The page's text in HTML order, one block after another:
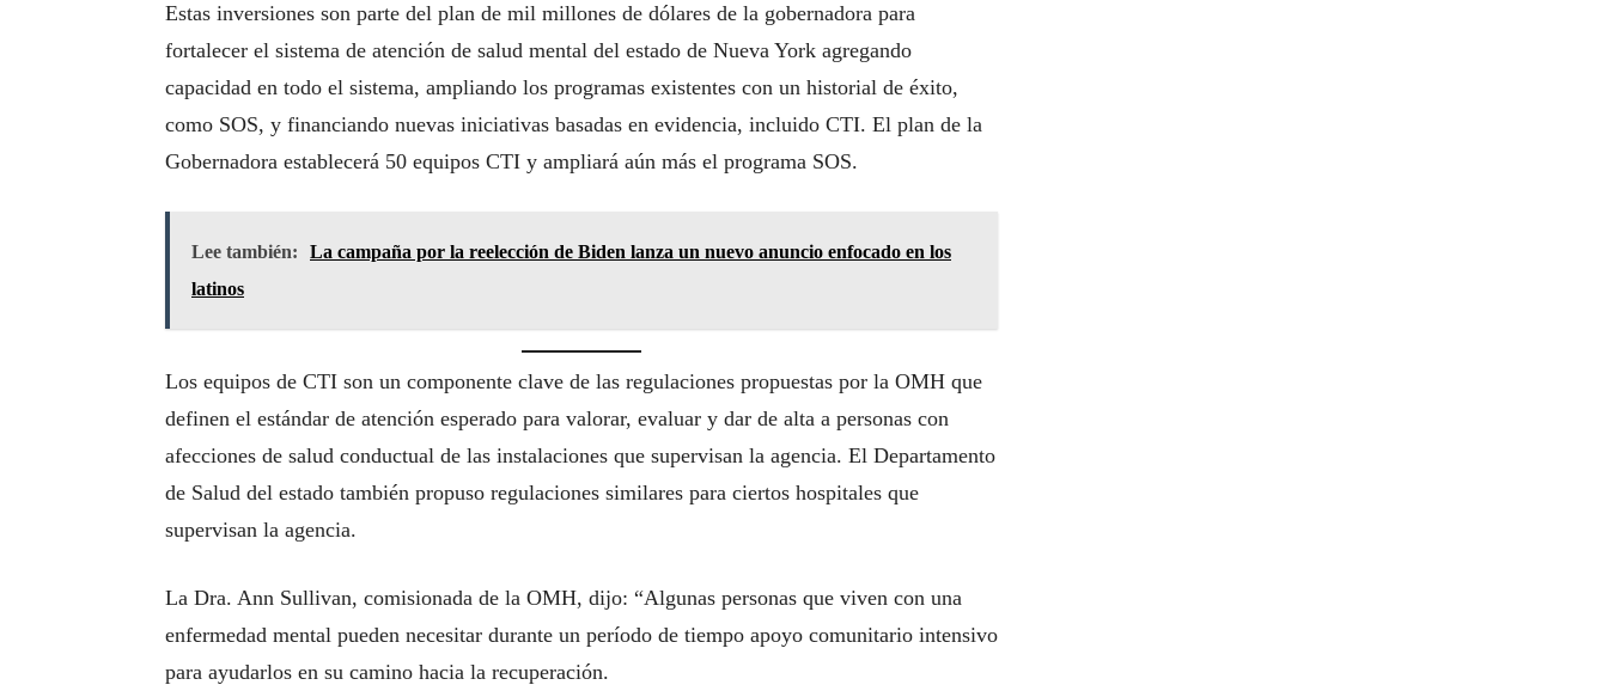
Estas inversiones son parte del plan de mil millones de dólares de la gobernadora para
fortalecer el sistema de atención de salud mental del estado de Nueva York agregando
capacidad en todo el sistema, ampliando los programas existentes con un historial de éxito,
como SOS, y financiando nuevas iniciativas basadas en evidencia, incluido CTI. El plan de la
Gobernadora establecerá 50 equipos CTI y ampliará aún más el programa SOS.
Lee también:
La campaña por la reelección de Biden lanza un nuevo anuncio enfocado en los
latinos
Los equipos de CTI son un componente clave de las regulaciones propuestas por la OMH que
definen el estándar de atención esperado para valorar, evaluar y dar de alta a personas con
afecciones de salud conductual de las instalaciones que supervisan la agencia. El Departamento
de Salud del estado también propuso regulaciones similares para ciertos hospitales que
supervisan la agencia.
La Dra. Ann Sullivan, comisionada de la OMH, dijo: “Algunas personas que viven con una
enfermedad mental pueden necesitar durante un período de tiempo apoyo comunitario intensivo
para ayudarlos en su camino hacia la recuperación.